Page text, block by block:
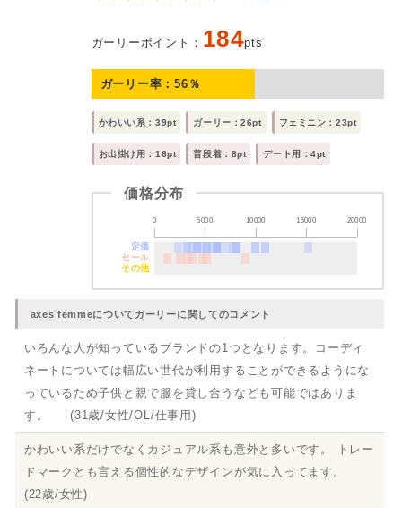
ガーリーポイント： 184pts
ガーリー率：56 ％
かわいい系：39pt ガーリー：26pt フェミニン：23pt
お出掛け用：16pt 普段着：8pt デート用：4pt
価格分布
0 5000 10000 15000 20000
定価
セール
その他
axes femmeについてガーリーに関してのコメント
いろんな人が知っているブランドの1つとなります。コーディ
ネートについては幅広い世代が利用することができるようにな
っているため子供と親で服を貸し合うなども可能ではありま
す。 (31歳/女性/OL/仕事用)
かわいい系だけでなくカジュアル系も意外と多いです。 トレー
ドマークとも言える個性的なデザインが気に入ってます。
(22歳/女性)